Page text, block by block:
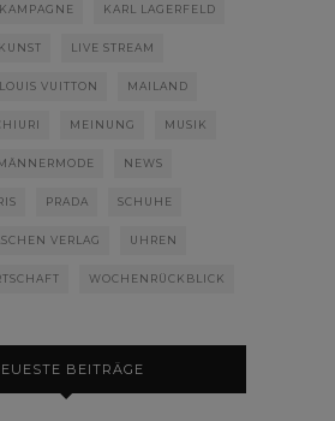
KAMPAGNE KARL LAGERFELD
KUNST LIVE STREAM
LOUIS VUITTON MAILAND
MEINUNG MUSIK
NEWS
PRADA SCHUHE
VERLAG UHREN
WOCHENRÜCKBLICK
BEITRÄGE